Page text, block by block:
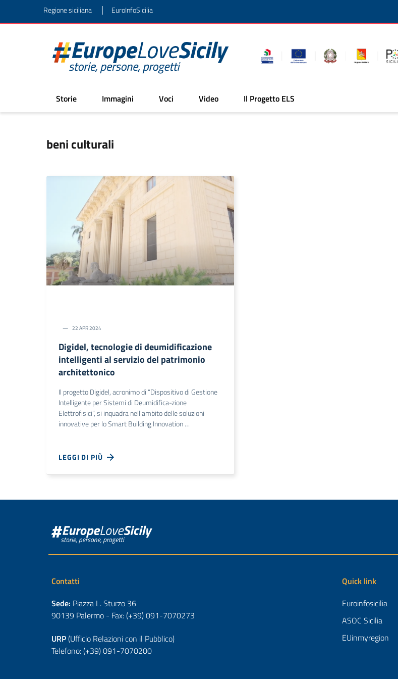
Regione siciliana | EuroInfoSicilia
Storie Immagini Voci Video Il Progetto ELS
beni culturali
22 APR 2024
Digidel, tecnologie di deumidificazione
intelligenti al servizio del patrimonio
architettonico
Il progetto Digidel, acronimo di “Dispositivo di Gestione
Intelligente per Sistemi di Deumidifica-zione
Elettrofisici”, si inquadra nell’ambito delle soluzioni
innovative per lo Smart Building Innovation …
LEGGI DI PIÙ
Contatti
Sede: Piazza L. Sturzo 36
90139 Palermo - Fax: (+39) 091-7070273
URP(Ufficio Relazioni con il Pubblico)
Telefono: (+39) 091-7070200
Quick link
Euroinfosicilia
ASOC Sicilia
EUinmyregion